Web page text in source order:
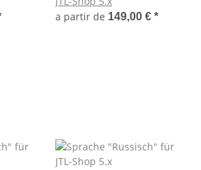
a partir de 149,00 € *